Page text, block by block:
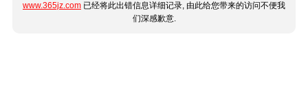
www.365jz.com 已经将此出错信息详细记录, 由此给您带来的访问不便我
们深感歉意.